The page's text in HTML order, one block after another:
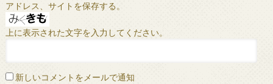
アドレス、サイトを保存する。
上に表示された文字を入力してください。
新しいコメントをメールで通知